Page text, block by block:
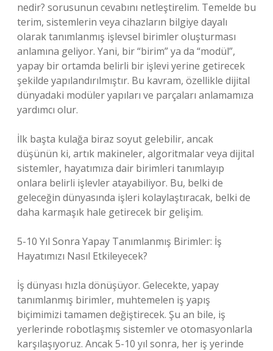
nedir? sorusunun cevabını netleştirelim. Temelde bu
terim, sistemlerin veya cihazların bilgiye dayalı
olarak tanımlanmış işlevsel birimler oluşturması
anlamına geliyor. Yani, bir “birim” ya da “modül”,
yapay bir ortamda belirli bir işlevi yerine getirecek
şekilde yapılandırılmıştır. Bu kavram, özellikle dijital
dünyadaki modüler yapıları ve parçaları anlamamıza
yardımcı olur.
İlk başta kulağa biraz soyut gelebilir, ancak
düşünün ki, artık makineler, algoritmalar veya dijital
sistemler, hayatımıza dair birimleri tanımlayıp
onlara belirli işlevler atayabiliyor. Bu, belki de
geleceğin dünyasında işleri kolaylaştıracak, belki de
daha karmaşık hale getirecek bir gelişim.
5-10 Yıl Sonra Yapay Tanımlanmış Birimler: İş
Hayatımızı Nasıl Etkileyecek?
İş dünyası hızla dönüşüyor. Gelecekte, yapay
tanımlanmış birimler, muhtemelen iş yapış
biçimimizi tamamen değiştirecek. Şu an bile, iş
yerlerinde robotlaşmış sistemler ve otomasyonlarla
karşılaşıyoruz. Ancak 5-10 yıl sonra, her iş yerinde